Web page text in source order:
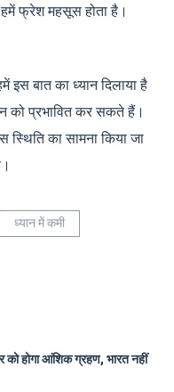
हमें फ्रेश महसूस होता है।
इस बात का ध्यान दिलाया है
को प्रभावित कर सकते हैं।
स्थिति का सामना किया जा
ध्यान में कमी
होगा आंशिक ग्रहण, भारत नहीं